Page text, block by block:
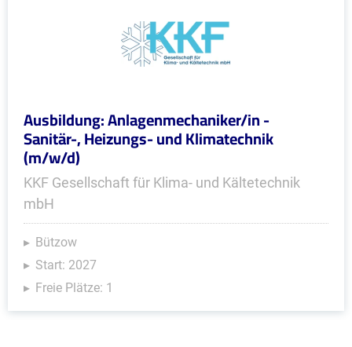
Ausbildung: Anlagenmechaniker/in -
Sanitär-, Heizungs- und Klimatechnik
(m/w/d)
KKF Gesellschaft für Klima- und Kältetechnik
mbH
Bützow
Start: 2027
Freie Plätze: 1